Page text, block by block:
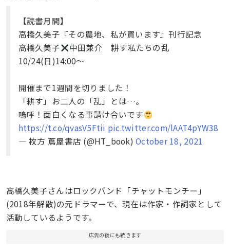
【読書月間】
高橋久美子『その農地、私が買います』刊行記念
高橋久美子
中田兼介 耕す私たちの乱
10/24(日)14:00〜
開催まで1週間を切りました！
「耕す」お二人の「乱」とは…。
嗚呼！面白くなる事請け合いです
https://t.co/qvasV5Ftii pic.twitter.com/lAAT4pYW38
— 枚方 蔦屋書店 (@HT_book)October 18, 2021
高橋久美子さんはロックバンド「チャットモンチー」
(2018年解散)の元ドラマーで、現在は作家・作詞家として
活動しているようです。
広告の後にも続きます